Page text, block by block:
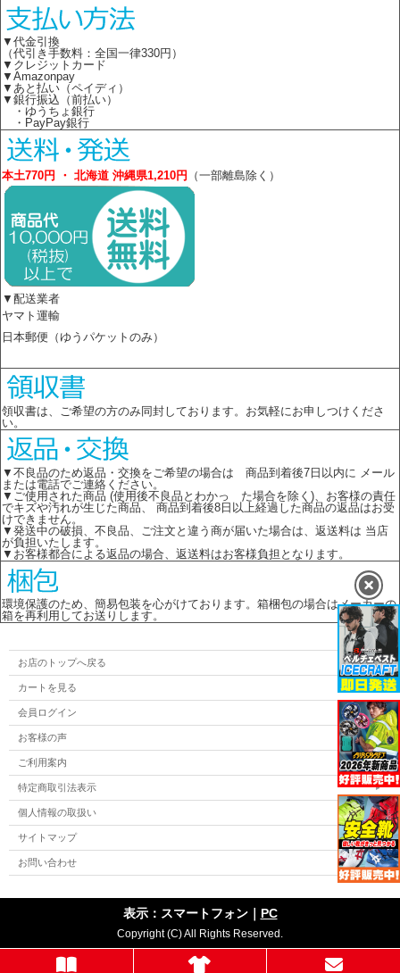
▼代金引換
（代引き手数料：全国一律330円）
▼クレジットカード
▼Amazonpay
▼あと払い（ペイディ）
▼銀行振込（前払い）
・ゆうちょ銀行
・PayPay銀行
本土770円 ・ 北海道 沖縄県1,210円 （一部離島除く）
▼配送業者
ヤマト運輸
日本郵便（ゆうパケットのみ）
領収書は、ご希望の方のみ同封しております。お気軽にお申しつけくださ
い。
▼不良品のため返品・交換をご希望の場合は 商品到着後7日以内に メール
または電話でご連絡ください。
▼ご使用された商品 (使用後不良品とわかっ た場合を除く)、お客様の責任
でキズや汚れが生じた商品、 商品到着後8日以上経過した商品の返品はお受
けできません。
▼発送中の破損、不良品、ご注文と違う商が届いた場合は、返送料は 当店
が負担いたします。
▼お客様都合による返品の場合、返送料はお客様負担となります。
環境保護のため、簡易包装を心がけております。箱梱包の場合はメーカーの
箱を再利用してお送りします。
お店のトップへ戻る
カートを見る
会員ログイン
お客様の声
ご利用案内
特定商取引法表示
個人情報の取扱い
サイトマップ
お問い合わせ
表示：スマートフォン｜ PC
Copyright (C) All Rights Reserved.